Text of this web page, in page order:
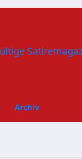
Archiv